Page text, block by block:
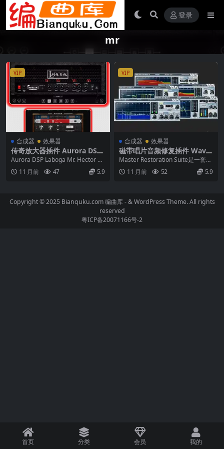
登录
mr
VIP
合成器 效果器
传奇放大器插件 Aurora DSP
Laboga Mr Hector Suite v1.
0.0 U2B Mac [MORiA]
Aurora DSP Laboga Mr. Hector Su
ite — 手工匠...
11 月前 47 5.9
VIP
合成器 效果器
磁带唱片音频修复插件 Wave
Arts Master Restoration Su
Master Restoration Suite是一套全
面的修复插件，用于清理磁...
11 月前 52 5.9
Copyright © 2025 Bianquku.com编曲库- & WordPress Theme. All rights
reserved
粤ICP备20071166号-2
首页 分类 会员 我的